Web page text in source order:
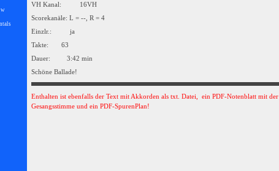
VH Kanal: 16VH
Scorekanäle: L = --, R = 4
Einzlr.: ja
Takte: 63
Dauer: 3:42 min
Schöne Ballade!
Enthalten ist ebenfalls der Text mit Akkorden als txt. Datei, ein PDF-Notenblatt mit der
Gesangsstimme und ein PDF-SpurenPlan!